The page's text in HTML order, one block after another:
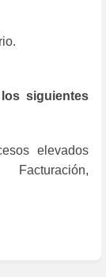
siguientes
elevados